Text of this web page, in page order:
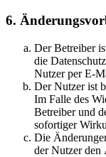
6.
Der Betreiber
die
Nutzer per E-
Der Nutzer ist
Im Falle des
Betreiber und
sofortiger
Die
der Nutzer den